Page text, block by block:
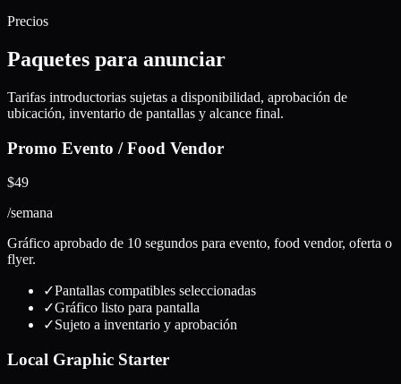
Precios
Paquetes para anunciar
Tarifas introductorias sujetas a disponibilidad, aprobación de
ubicación, inventario de pantallas y alcance final.
Promo Evento / Food Vendor
$49
/semana
Gráfico aprobado de 10 segundos para evento, food vendor, oferta o
flyer.
✓Pantallas compatibles seleccionadas
✓Gráfico listo para pantalla
✓Sujeto a inventario y aprobación
Local Graphic Starter